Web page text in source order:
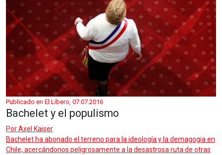
Publicado en El Líbero, 07.07.2016
Bachelet y el populismo
PorAxel Kaiser
Bachelet ha abonado el terreno para la ideología y la demagogia en
Chile, acercándonos peligrosamente a la desastrosa ruta de otras